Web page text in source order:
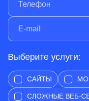
Выберите услуги:
САЙТЫ
СЛОЖНЫЕ ВЕБ-